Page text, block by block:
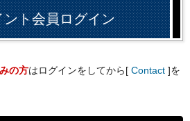
ト会員ログイン
の方はログインをしてから[ Contact ]を